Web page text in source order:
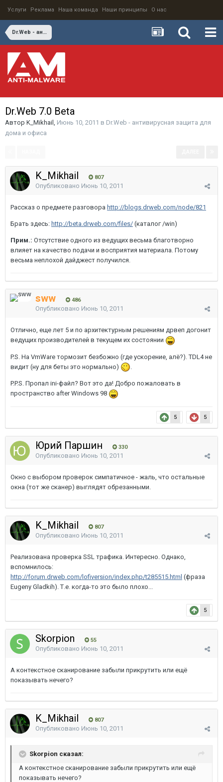
Услуги Реклама Наша команда Наши принципы О нас
Dr.Web - антивирусная защита для дома и офиса
Dr.Web 7.0 Beta
Автор K_Mikhail , Июнь 10, 2011 в Dr.Web - антивирусная защита для
дома и офиса
K_Mikhail 807
Опубликовано Июнь 10, 2011
Рассказ о предмете разговора http://blogs.drweb.com/node/821
Брать здесь: http://beta.drweb.com/files/ (каталог /win)
Прим.: Отсутствие одного из ведущих весьма благотворно
влияет на качество подачи и восприятия материала. Потому
весьма неплохой дайджест получился.
sww 486
Опубликовано Июнь 10, 2011
Отлично, еще лет 5 и по архитектурным решениям дрвеп догонит
ведущих производителей в текущем их состоянии
P.S. На VmWare тормозит безбожно (где ускорение, алё?). TDL4 не
видит (ну для беты это нормально)
P.P.S. Пропал ini-файл? Вот это да! Добро пожаловать в
пространство after Windows 98
5 5
Юрий Паршин 330
Опубликовано Июнь 10, 2011
Окно с выбором проверок симпатичное - жаль, что остальные
окна (тот же сканер) выглядят обрезанными.
K_Mikhail 807
Опубликовано Июнь 10, 2011
Реализована проверка SSL трафика. Интересно. Однако,
вспомнилось:
http://forum.drweb.com/lofiversion/index.php/t285515.html (фраза
Eugeny Gladkih). Т.е. когда-то это было плохо...
5
Skorpion 55
Опубликовано Июнь 10, 2011
А контекстное сканирование забыли прикрутить или ещё
показывать нечего?
K_Mikhail 807
Опубликовано Июнь 10, 2011
Skorpion сказал:
А контекстное сканирование забыли прикрутить или ещё
показывать нечего?